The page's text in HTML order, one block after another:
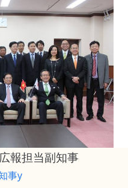
報担当副知事
事y